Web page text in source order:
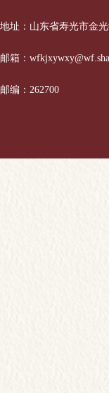
地址：山东省寿光市金
邮箱：
邮编：262700